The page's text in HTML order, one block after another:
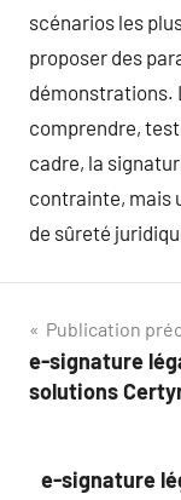
scénarios les
proposer des
démonstrations.
comprendre,
cadre, la
contrainte, mais
de sûreté
de
Publication
e-signature
solutions
e-signature